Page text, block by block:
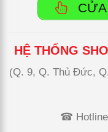
HỆ THỐNG
(Q. 9, Q. Thủ Đức,
☎